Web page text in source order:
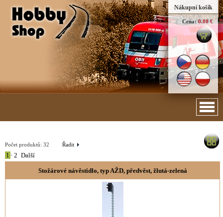
Nákupní košík
Cena: 0.00 €
Řadit
Počet produktů: 32
1 • 2 Další
Stožárové návěstidlo, typ AŽD, předvěst, žlutá-zelená